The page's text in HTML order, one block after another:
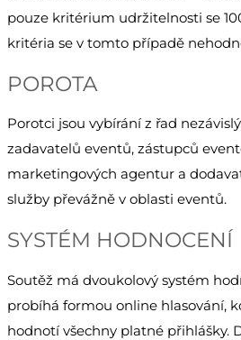
pouze kritérium udržitelnosti se
kritéria se v tomto případě
POROTA
Porotci jsou vybírání z řad
zadavatelů eventů, zástupců
marketingových agentur a
služby převážně v oblasti eventů.
SYSTÉM HODNOCENÍ
Soutěž má dvoukolový systém
probíhá formou online hlasování,
hodnotí všechny platné přihlášky.